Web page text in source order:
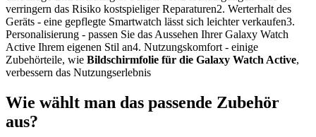
verringern das Risiko kostspieliger Reparaturen2. Werterhalt des
Geräts - eine gepflegte Smartwatch lässt sich leichter verkaufen3.
Personalisierung - passen Sie das Aussehen Ihrer Galaxy Watch
Active Ihrem eigenen Stil an4. Nutzungskomfort - einige
Zubehörteile, wie Bildschirmfolie für die Galaxy Watch Active,
verbessern das Nutzungserlebnis
Wie wählt man das passende Zubehör
aus?